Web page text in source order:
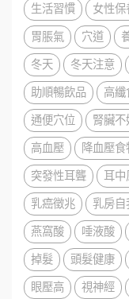
生活習慣 女性保
胃脹氣
穴道
冬天
冬天注意
助順暢飲品
高纖
通便穴位
腎臟不
高血壓
降血壓食
突發性耳聾
耳中
乳癌徵兆
乳房自
燕窩酸
唾液酸
掉髮
頭髮健康
眼壓高
視神經